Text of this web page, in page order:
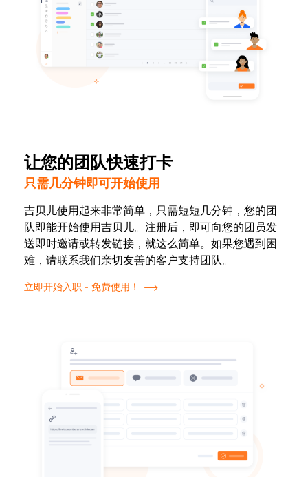
让您的团队快速打卡
只需几分钟即可开始使用
吉贝儿使用起来非常简单，只需短短几分钟，您的团
队即能开始使用吉贝儿。注册后，即可向您的团员发
送即时邀请或转发链接，就这么简单。如果您遇到困
难，请联系我们亲切友善的客户支持团队。
立即开始入职 - 免费使用！